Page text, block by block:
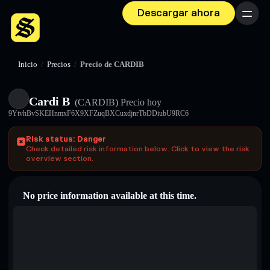
Descargar ahora Menú
Inicio / Precios / Precio de CARDIB
Cardi B (CARDIB) Precio hoy
9YtvhBvSKEHnmxF6X9XFZuqBXCuxdjnrTbDDiubU9RC6
Risk status: Danger
Check detailed risk information below. Click to view the risk
overview section.
No price information available at this time.